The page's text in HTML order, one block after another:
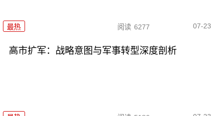
最热 阅读 6277 07-23
高市扩军：战略意图与军事转型深度剖析